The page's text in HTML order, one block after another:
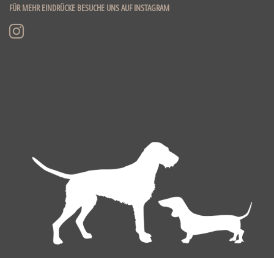
FÜR MEHR EINDRÜCKE BESUCHE UNS AUF INSTAGRAM